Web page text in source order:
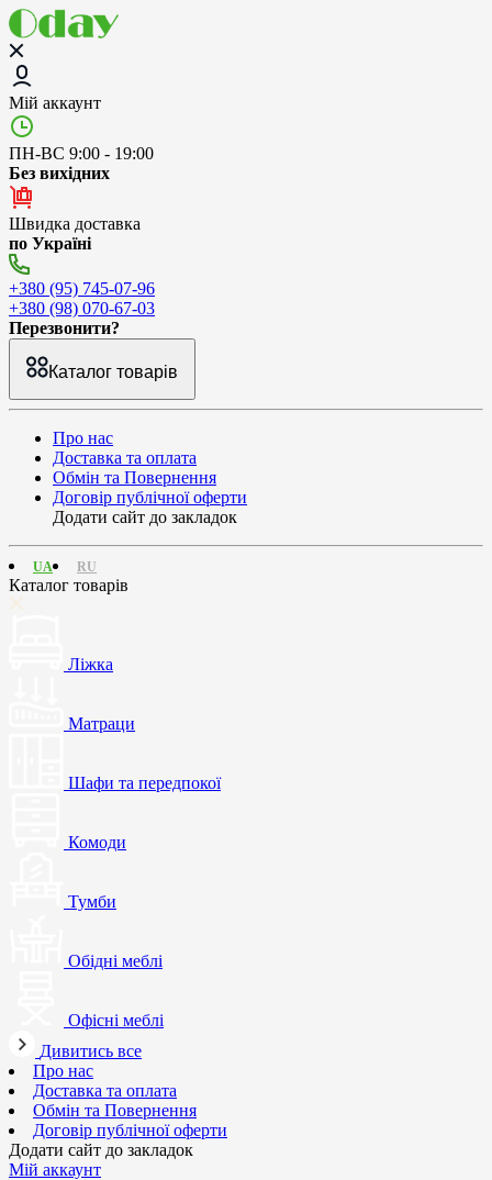
Мій аккаунт
ПН-ВС 9:00 - 19:00
Без вихідних
Швидка доставка
по Україні
+380 (95) 745-07-96
+380 (98) 070-67-03
Перезвонити?
Каталог товарів
Про нас
Доставка та оплата
Обмін та Повернення
Договір публічної оферти
Додати сайт до закладок
RU
UA
Каталог товарів
Ліжка
Матраци
Шафи та передпокої
Комоди
Тумби
Обідні меблі
Офісні меблі
Дивитись все
Про нас
Доставка та оплата
Обмін та Повернення
Договір публічної оферти
Додати сайт до закладок
Мій аккаунт